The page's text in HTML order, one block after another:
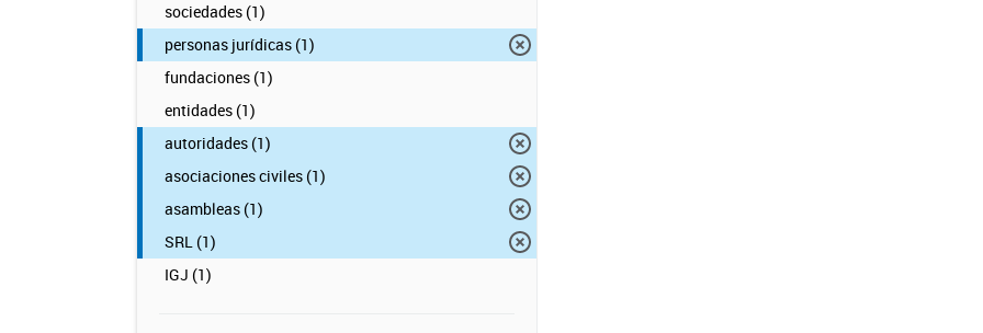
sociedades (1)
personas jurídicas (1)
fundaciones (1)
entidades (1)
autoridades (1)
asociaciones civiles (1)
asambleas (1)
SRL (1)
IGJ (1)